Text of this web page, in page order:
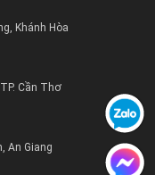
Khánh Hòa
Cần Thơ
An Giang